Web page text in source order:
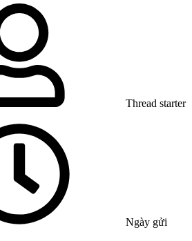
Thread starter
Ngày gửi